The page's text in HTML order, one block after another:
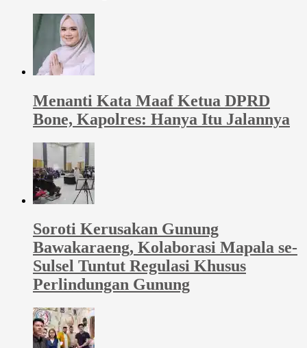
Menanti Kata Maaf Ketua DPRD
Bone, Kapolres: Hanya Itu Jalannya
Soroti Kerusakan Gunung
Bawakaraeng, Kolaborasi Mapala se-
Sulsel Tuntut Regulasi Khusus
Perlindungan Gunung